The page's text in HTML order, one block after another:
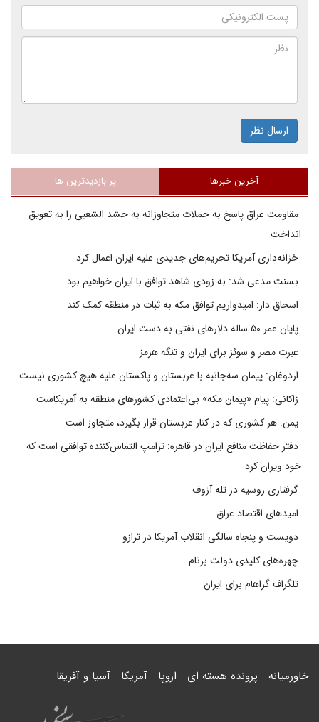
ارسال نظر
آخرین خبرها پر بازدیدترین ها
مقاومت عراق پاسخ به حملات متجاوزانه به حشد الشعبی را به تعویق
انداخت
خزانه‌داری آمریکا تحریم‌های جدیدی علیه ایران اعمال کرد
بسنت مدعی شد: به زودی شاهد توافق با ایران خواهیم بود
اسحاق دار: امیدواریم توافق مکه به ثبات در منطقه کمک کند
پایان عمر ۵۰ ساله دلارهای نفتی به دست ایران
عبرت مصر و سوئز برای ایران و تنگه هرمز
اردوغان: پیمان سه‌جانبه با عربستان و پاکستان علیه هیچ کشوری نیست
زاکانی: پیام «پیمان مکه» بی‌اعتمادی کشورهای منطقه به آمریکاست
یمن: هر کشوری که در کنار عربستان قرار بگیرد، متجاوز است
دفتر حفاظت منافع ایران در قاهره: ترامپ التماس‌کننده توافقی است که
خود ویران کرد
گرفتاری روسیه در تله آزوف
امیدهای اقتصاد عراق
دویست و پنجاه سالگی انقلاب آمریکا در ترازو
چهره‌های کلیدی دولت برنام
تلگراف گراهام برای ایران
خاورمیانه پرونده هسته ای اروپا آمریکا آسیا و آفریقا